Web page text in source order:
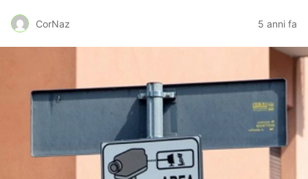
CorNaz 5 anni fa